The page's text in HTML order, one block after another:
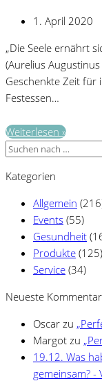
1. April 2020
„Die Seele ernährt
(Aurelius
Geschenkte Zeit für
Festessen…
Weiterlesen »Nr.
Moment-
Tipp
Suchen
Kategorien
Allgemein
Events (55)
Gesundheit
Produkte (125)
Service (34)
Neueste
Oscar zu
Margot zu
19.12. Was
gemeinsam?